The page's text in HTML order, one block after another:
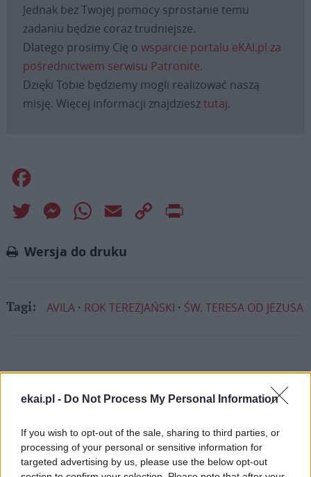
ekai.pl - Do Not Process My Personal Information
If you wish to opt-out of the sale, sharing to third parties, or
processing of your personal or sensitive information for
targeted advertising by us, please use the below opt-out
Jednak bez Twojej pomocy sprostanie temu
zadaniu będzie coraz trudniejsze.
Dlatego prosimy Cię o wsparcie portalu eKAI.pl za
pośrednictwem serwisu Patronite.
Dzięki Tobie będziemy mogli realizować naszą
misję. Więcej informacji znajdziesztutaj.
Twitter MessengerWhatsApp
Email
Copy
Wersja do druku
Tagi: AVILA ROK TEREZJAŃSKI ŚW. TERESA OD JEZUSA
Moskwa: szef dyplomacji watykańskiej planuje wizytę w stolicy
Rosji